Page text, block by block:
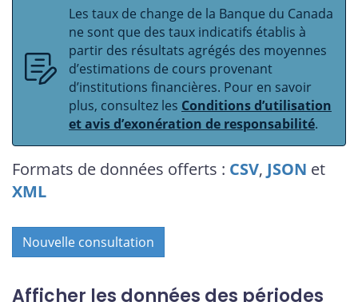
Les taux de change de la Banque du Canada
ne sont que des taux indicatifs établis à
partir des résultats agrégés des moyennes
d’estimations de cours provenant
d’institutions financières. Pour en savoir
plus, consultez les Conditions d’utilisation
et avis d’exonération de responsabilité.
Formats de données offerts : CSV, JSON et
XML
Nouvelle consultation
Afficher les données des périodes